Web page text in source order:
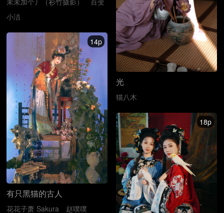
小洁
光
猫八木
14p
有只黑猫的古人
花花子萧 Sakura 赵噗噗
18p